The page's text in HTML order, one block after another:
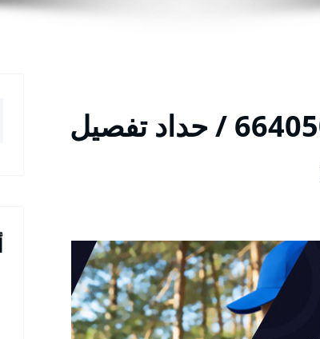
معلم حداد النويصيب / 66405051 / حداد تفصيل